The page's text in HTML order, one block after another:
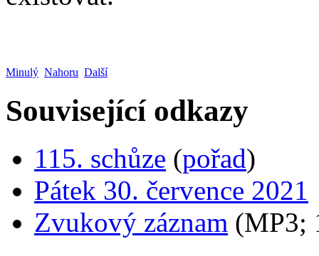
Minulý Nahoru Další
Související odkazy
115. schůze (pořad)
Pátek 30. července 2021
Zvukový záznam (MP3;